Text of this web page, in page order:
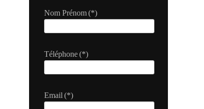
Nom Prénom (*)
Téléphone (*)
Email (*)